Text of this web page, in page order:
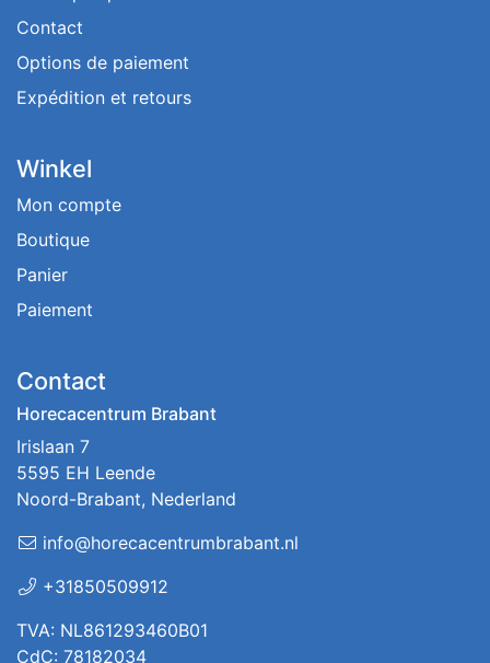
Contact
Options de paiement
Expédition et retours
Winkel
Mon compte
Boutique
Panier
Paiement
Contact
Horecacentrum Brabant
Irislaan 7
5595 EH Leende
Noord-Brabant, Nederland
info@horecacentrumbrabant.nl
+31850509912
TVA: NL861293460B01
CdC: 78182034